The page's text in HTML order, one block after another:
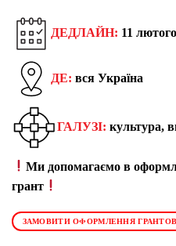
ДЕДЛАЙН: 11
ДЕ: вся Україна
ГАЛУЗІ: культура,
Ми допомагаємо в
грант
ЗАМОВИТИ ОФОРМЛЕННЯ